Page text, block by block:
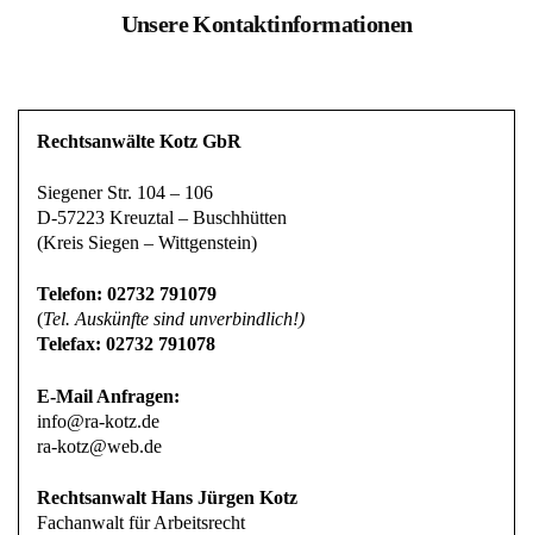
Unsere Kontaktinformationen
Rechtsanwälte Kotz GbR
Siegener Str. 104 – 106
D-57223 Kreuztal – Buschhütten
(Kreis Siegen – Wittgenstein)
Telefon: 02732 791079
(Tel. Auskünfte sind unverbindlich!)
Telefax: 02732 791078
E-Mail Anfragen:
info@ra-kotz.de
ra-kotz@web.de
Rechtsanwalt Hans Jürgen Kotz
Fachanwalt für Arbeitsrecht